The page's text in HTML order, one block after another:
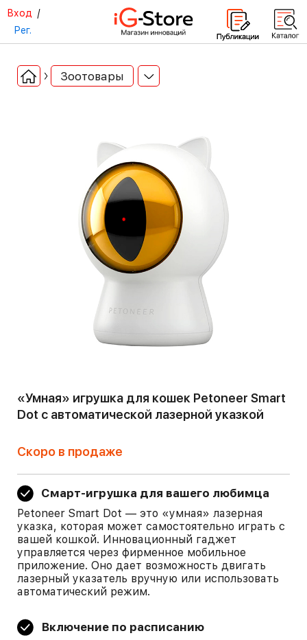
Вход /
Рег.
Зоотовары
«Умная» игрушка для кошек Petoneer Smart
Dot с автоматической лазерной указкой
Скоро в продаже
Смарт-игрушка для вашего любимца
Petoneer Smart Dot — это «умная» лазерная
указка, которая может самостоятельно играть с
вашей кошкой. Инновационный гаджет
управляется через фирменное мобильное
приложение. Оно дает возможность двигать
лазерный указатель вручную или использовать
автоматический режим.
Включение по расписанию